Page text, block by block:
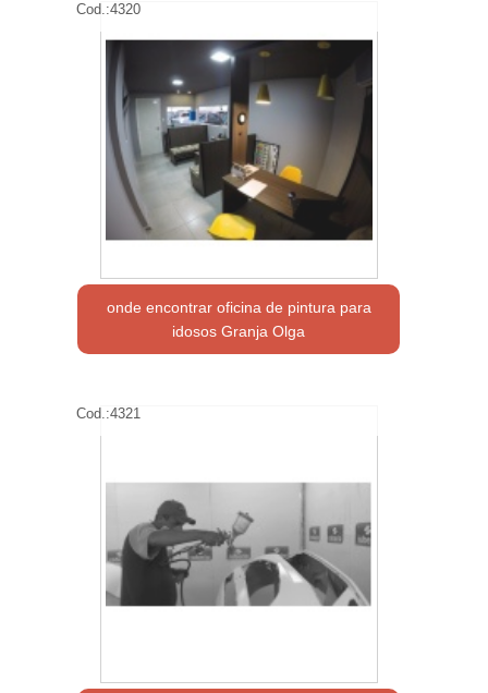
Cod.:4320
onde encontrar oficina de pintura para
idosos Granja Olga
Cod.:4321